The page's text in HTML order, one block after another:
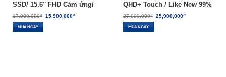
SSD/ 15.6″ FHD Cảm ứng/
Win 11 Pro – New 100%
17,900,000₫ Giá
gốc
15,900,000₫Giá
MUA NGAY
QHD+ Touch / Like New 99%
27,900,000₫ Giá
gốc
25,900,000₫Giá
MUA NGAY